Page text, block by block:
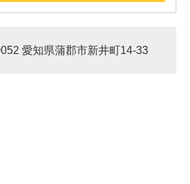
愛知県蒲郡市新井町14-33